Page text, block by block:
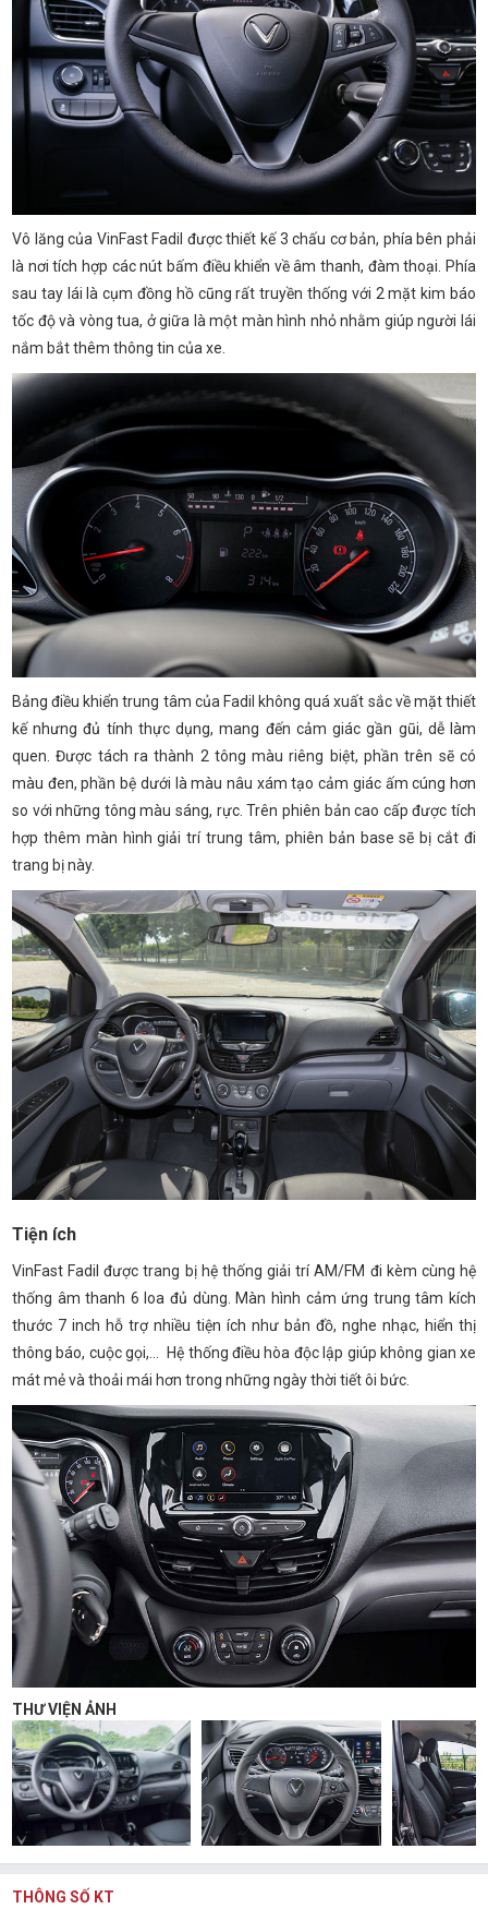
Vô lăng của VinFast Fadil được thiết kế 3 chấu cơ bản, phía bên phải
là nơi tích hợp các nút bấm điều khiển về âm thanh, đàm thoại. Phía
sau tay lái là cụm đồng hồ cũng rất truyền thống với 2 mặt kim báo
tốc độ và vòng tua, ở giữa là một màn hình nhỏ nhằm giúp người lái
nắm bắt thêm thông tin của xe.
Bảng điều khiển trung tâm của Fadil không quá xuất sắc về mặt thiết
kế nhưng đủ tính thực dụng, mang đến cảm giác gần gũi, dễ làm
quen. Được tách ra thành 2 tông màu riêng biệt, phần trên sẽ có
màu đen, phần bệ dưới là màu nâu xám tạo cảm giác ấm cúng hơn
so với những tông màu sáng, rực. Trên phiên bản cao cấp được tích
hợp thêm màn hình giải trí trung tâm, phiên bản base sẽ bị cắt đi
trang bị này.
Tiện ích
VinFast Fadil được trang bị hệ thống giải trí AM/FM đi kèm cùng hệ
thống âm thanh 6 loa đủ dùng. Màn hình cảm ứng trung tâm kích
thước 7 inch hỗ trợ nhiều tiện ích như bản đồ, nghe nhạc, hiển thị
thông báo, cuộc gọi,... Hệ thống điều hòa độc lập giúp không gian xe
mát mẻ và thoải mái hơn trong những ngày thời tiết ôi bức.
THƯ VIỆN ẢNH
THÔNG SỐ KT